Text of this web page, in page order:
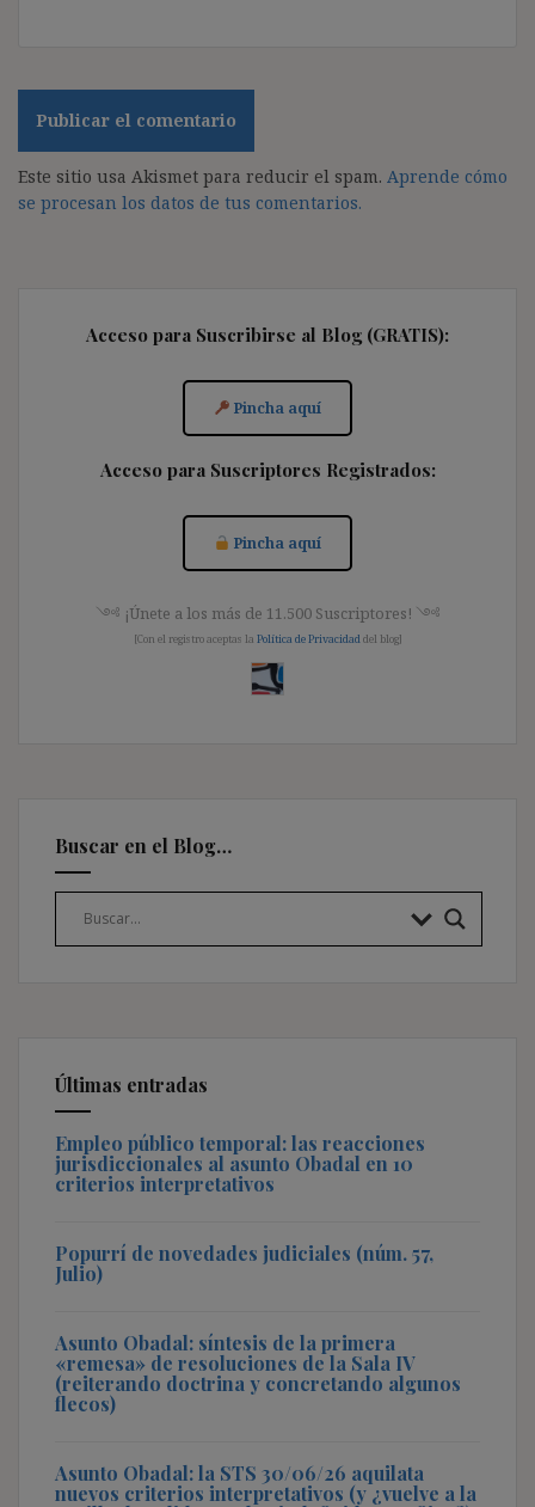
Este sitio usa Akismet para reducir el spam. Aprende cómo
se procesan los datos de tus comentarios.
Acceso para Suscribirse al Blog (GRATIS):
Pincha aquí
Acceso para Suscriptores Registrados:
Pincha aquí
༺ ¡Únete a los más de 11.500 Suscriptores! ༺
[Con el registro aceptas la Política de Privacidad del blog]
Buscar en el Blog…
Últimas entradas
Empleo público temporal: las reacciones
jurisdiccionales al asunto Obadal en 10
criterios interpretativos
Popurrí de novedades judiciales (núm. 57,
Julio)
Asunto Obadal: síntesis de la primera
«remesa» de resoluciones de la Sala IV
(reiterando doctrina y concretando algunos
flecos)
Asunto Obadal: la STS 30/06/26 aquilata
nuevos criterios interpretativos (y ¿vuelve a la